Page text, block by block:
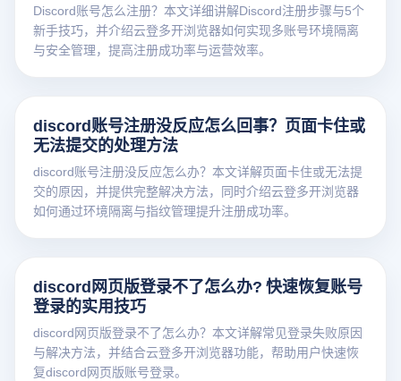
Discord账号怎么注册？本文详细讲解Discord注册步骤与5个
新手技巧，并介绍云登多开浏览器如何实现多账号环境隔离
与安全管理，提高注册成功率与运营效率。
discord账号注册没反应怎么回事？页面卡住或
无法提交的处理方法
discord账号注册没反应怎么办？本文详解页面卡住或无法提
交的原因，并提供完整解决方法，同时介绍云登多开浏览器
如何通过环境隔离与指纹管理提升注册成功率。
discord网页版登录不了怎么办? 快速恢复账号
登录的实用技巧
discord网页版登录不了怎么办？本文详解常见登录失败原因
与解决方法，并结合云登多开浏览器功能，帮助用户快速恢
复discord网页版账号登录。